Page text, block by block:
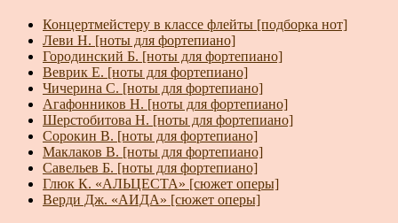
Концертмейстеру в классе флейты [подборка нот]
Леви Н. [ноты для фортепиано]
Городинский Б. [ноты для фортепиано]
Веврик Е. [ноты для фортепиано]
Чичерина С. [ноты для фортепиано]
Агафонников Н. [ноты для фортепиано]
Шерстобитова Н. [ноты для фортепиано]
Сорокин В. [ноты для фортепиано]
Маклаков В. [ноты для фортепиано]
Савельев Б. [ноты для фортепиано]
Глюк К. «АЛЬЦЕСТА» [сюжет оперы]
Верди Дж. «АИДА» [сюжет оперы]